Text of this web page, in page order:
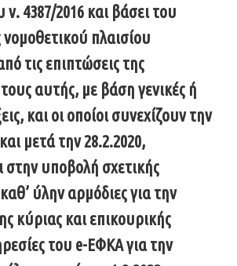
4387/2016 και βάσει του
πλαισίου
τις επιπτώσεις της
αυτής, με βάση γενικές ή
και οι οποίοι συνεχίζουν την
μετά την 28.2.2020,
στην υποβολή σχετικής
ύλην αρμόδιες για την
κύριας και επικουρικής
του e-ΕΦΚΑ για την